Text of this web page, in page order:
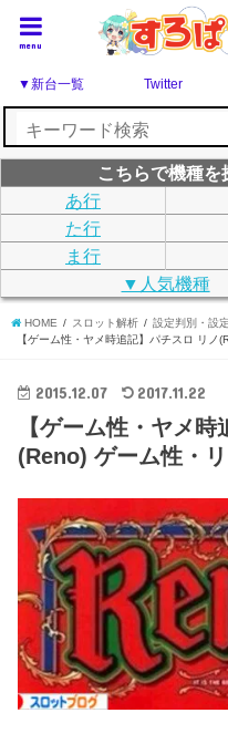
menu
▼新台一覧 Twitter
こちらで機種を
あ行
た行
ま行
▼人気機種
HOME スロット解析 設定判別・設
【ゲーム性・ヤメ時追記】パチスロ リ
2015.12.07 2017.11.22
【ゲーム性・ヤメ
(Reno) ゲーム性・